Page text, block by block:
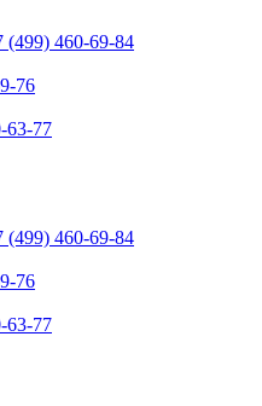
(499) 460-69-84
76
63-77
(499) 460-69-84
76
63-77